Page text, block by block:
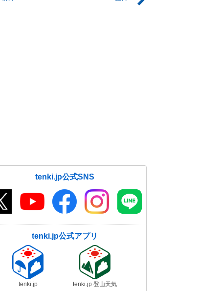
tenki.jp公式SNS
tenki.jp公式アプリ
tenki.jp tenki.jp 登山天気